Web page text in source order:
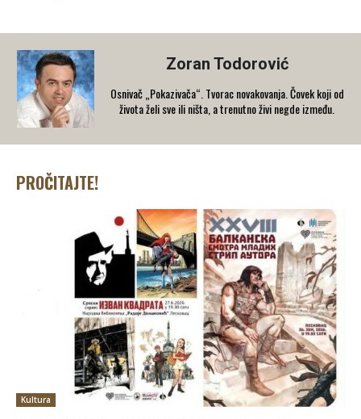
Zoran Todorović
Osnivač „Pokazivača“. Tvorac novakovanja. Čovek koji od
života želi sve ili ništa, a trenutno živi negde između.
PROČITAJTE!
Kultura